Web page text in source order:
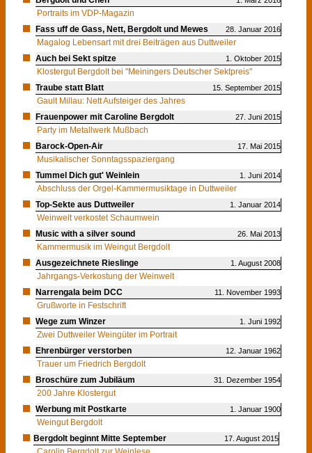
Portraits im VDP-Magazin
Fass uff de Gass, Nett, Bergdolt und Mewes
28. Januar 2016
Magalog Lebensart mit drei Beiträgen aus Duttweiler
Auch bei Sekt spitze
1. Oktober 2015
Klostergut Bergdolt bei "Meiningers Deutscher Sektpreis"
Traube statt Blatt
15. September 2015
Gault Millau: Nett Aufsteiger des Jahres
Frauenpower mit Caroline Bergdolt
27. Juni 2015
Party im Metallwerk Mußbach
Barock-Open-Air
17. Mai 2015
Musikalischer Sonntagsspaziergang
Tummel Dich gut' Weinlein
1. Juni 2014
Abschluss der Orgel-Kammermusiktage in Duttweiler
Top-Sekte aus Duttweiler
1. Januar 2014
Weinwelt verkostet Schaumwein
Music with a silver sound
26. Mai 2013
Kammermusik im Weingut Bergdolt
Ausgezeichnete Rieslinge
1. August 2008
Jahrgangs-Verkostung der Weinwelt
Narrengala beim DCC
11. November 1993
Grußworte in Festschrift
Wege zum Winzer
1. Juni 1992
Zwei Duttweiler Weingüter im Portrait
Ehrenbürger verstorben
12. Januar 1962
Trauer um Friedrich Bergdolt
Broschüre zum Jubiläum
31. Dezember 1954
200 Jahre Klostergut
Werbung mit Postkarte
1. Januar 1900
Weingut Bergdolt
Bergdolt beginnt Mitte September
17. August 2015